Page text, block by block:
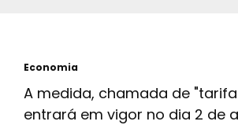
Economia
A medida, chamada de
entrará em vigor no dia 2 de